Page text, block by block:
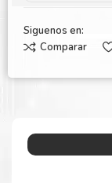
Siguenos en:
Comparar